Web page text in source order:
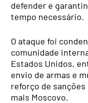
defender e
tempo necessário.
O ataque foi
comunidade
Estados Unidos,
envio de armas e
reforço de
mais Moscovo.